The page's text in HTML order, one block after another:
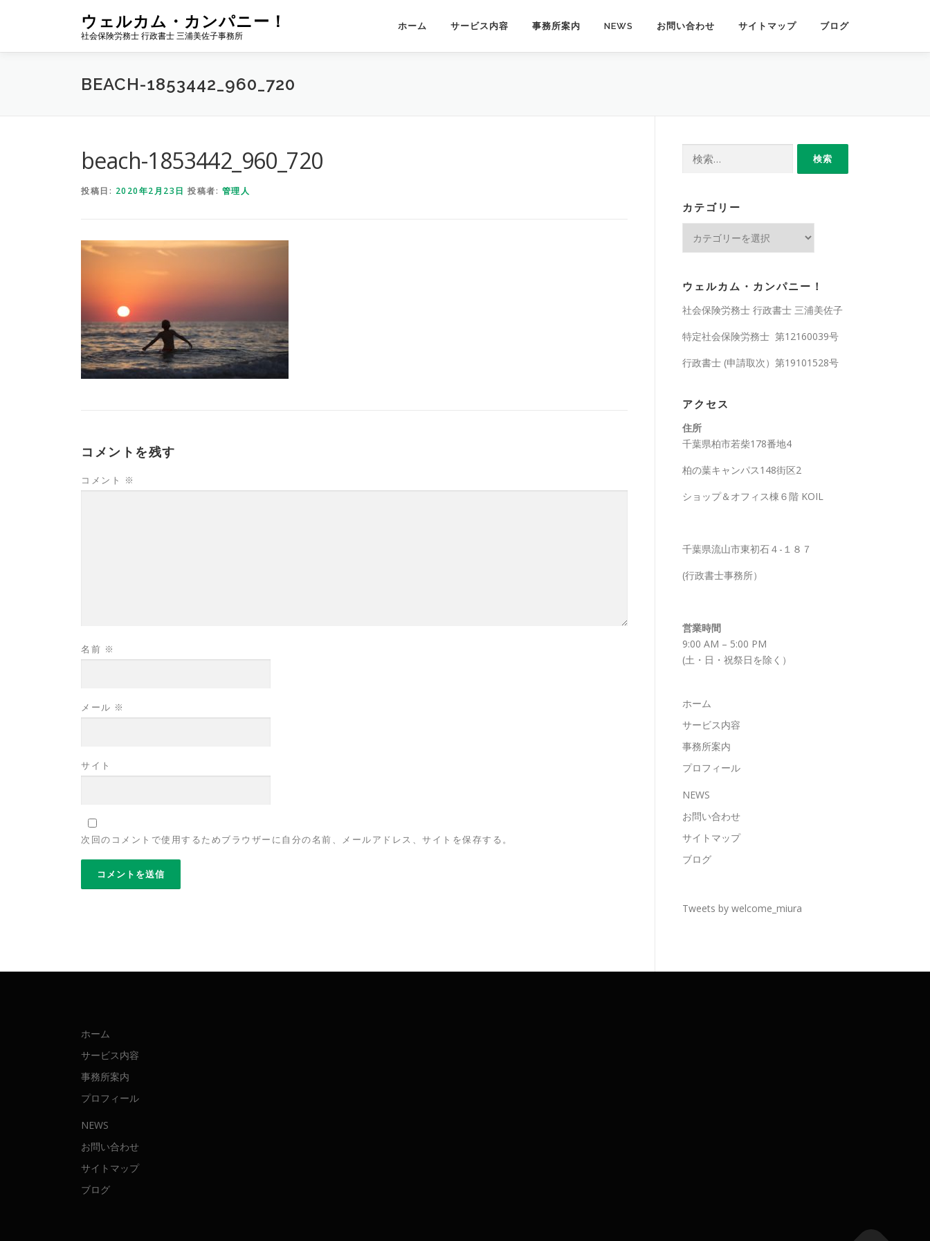
ン
ウェルカム・カンパニー！
社会保険労務士 行政書士 三浦美佐子事務所
ホーム サービス内容 事務所案内 NEWS お問い合わせ サイトマップ ブログ
BEACH-1853442_960_720
beach-1853442_960_720
投稿日: 2020年2月23日 投稿者: 管理人
コメントを残す
コメント ※
名前 ※
メール ※
サイト
次回のコメントで使用するためブラウザーに自分の名前、メールアドレス、サイトを保存する。
カテゴリー
ー
ウェルカム・カンパニー！
社会保険労務士 行政書士 三浦美佐子
特定社会保険労務士 第12160039号
行政書士 (申請取次）第19101528号
アクセス
住所
千葉県柏市若柴178番地4
柏の葉キャンパス148街区2
ショップ＆オフィス棟６階 KOIL
千葉県流山市東初石４-１８７
(行政書士事務所）
営業時間
9:00 AM – 5:00 PM
(土・日・祝祭日を除く）
ホーム
サービス内容
事務所案内
プロフィール
NEWS
お問い合わせ
サイトマップ
ブログ
Tweets by welcome_miura
ホーム
サービス内容
事務所案内
プロフィール
NEWS
お問い合わせ
サイトマップ
ブログ